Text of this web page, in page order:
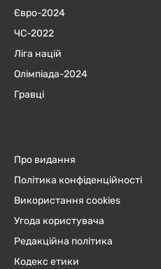
Євро-2024
ЧC-2022
Ліга націй
Олімпіада-2024
Гравці
Про видання
Політика конфіденційності
Використання cookies
Угода користувача
Редакційна політика
Кодекс етики